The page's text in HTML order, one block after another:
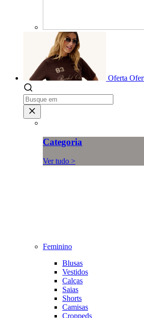
Oferta
Categoria
Ver tudo >
Feminino
Blusas
Vestidos
Calças
Saias
Shorts
Camisas
Croppeds